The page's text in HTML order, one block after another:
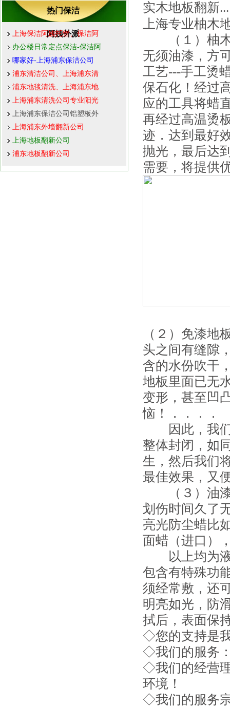
热门保洁
阿姨外派
上海保洁阿姨托管、保洁阿
办公楼日常定点保洁-保洁阿
哪家好-上海浦东保洁公司
浦东清洁公司、上海浦东清
浦东地毯清洗、上海浦东地
上海浦东清洗公司专业阳光
上海浦东保洁公司铝塑板外
上海浦东外墙翻新公司
上海地板翻新公司
浦东地板翻新公司
实木地板翻新...
上海专业柚木
（１）柚木
无须油漆，方
工艺---手工烫
保石化！经过
应的工具将蜡
再经过高温烫
迹．达到最好
抛光，最后达
需要，将提供
（２）免漆地
头之间有缝隙
含的水份吹干
地板里面已无
变形，甚至凹
恼！．．．．
因此，我们
整体封闭，如
生，然后我们
最佳效果，又
（３）油漆
划伤时间久了
亮光防尘蜡比
面蜡（进口）
以上均为液
包含有特殊功
须经常敷，还
明亮如光，防
拭后，表面保
◇您的支持是
◇我们的服务
◇我们的经营
环境！
◇我们的服务